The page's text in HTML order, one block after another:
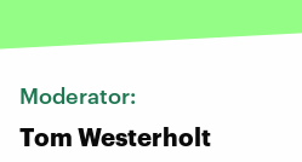
Moderator:
Tom Westerholt